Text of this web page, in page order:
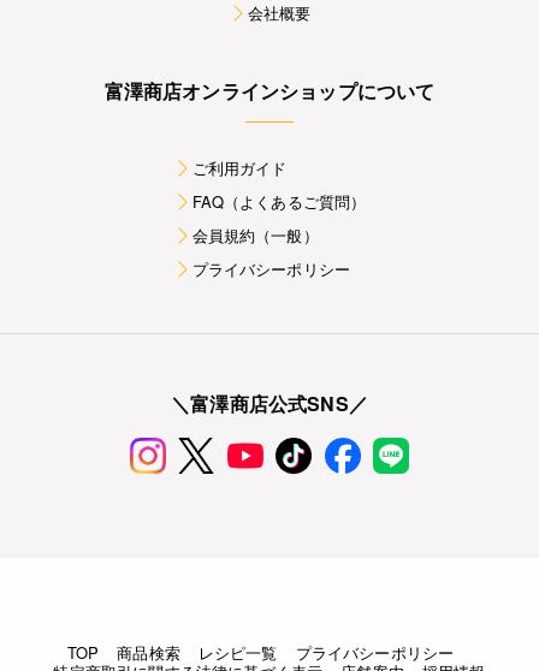
会社概要
富澤商店オンラインショップについて
ご利用ガイド
FAQ（よくあるご質問）
会員規約（一般）
プライバシーポリシー
＼富澤商店公式SNS／
TOP 商品検索 レシピ一覧
プライバシーポリシー